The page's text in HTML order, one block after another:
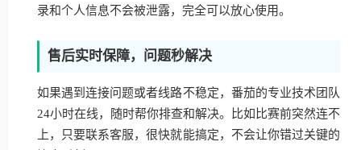
录和个人信息不会被泄露，完全可以放心使用。
售后实时保障，问题秒解决
如果遇到连接问题或者线路不稳定，番茄的专业技术团队
24小时在线，随时帮你排查和解决。比如比赛前突然连不
上，只要联系客服，很快就能搞定，不会让你错过关键的